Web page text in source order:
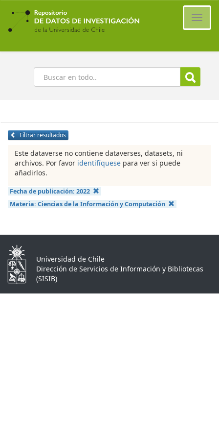
Ir
contenido
principal
Buscar
Filtrar resultados
Este dataverse no contiene dataverses, datasets, ni
archivos. Por favor identifíquese para ver si puede
añadirlos.
Fecha de publicación: 2022
Materia: Ciencias de la Información y Computación
Universidad de Chile
Dirección de Servicios de Información y Bibliotecas
(SISIB)